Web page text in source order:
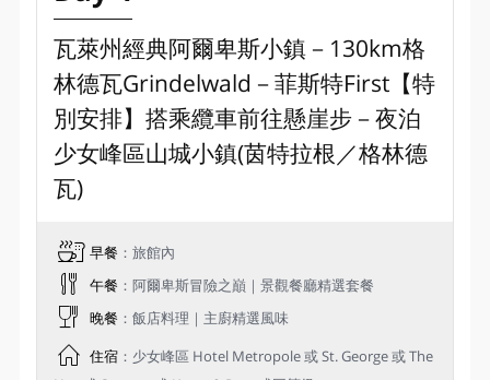
瓦萊州經典阿爾卑斯小鎮－130km格
林德瓦Grindelwald－菲斯特First【特
別安排】搭乘纜車前往懸崖步－夜泊
少女峰區山城小鎮(茵特拉根／格林德
瓦)
早餐 ：旅館內
午餐 ：阿爾卑斯冒險之巔｜景觀餐廳精選套餐
晚餐 ：飯店料理｜主廚精選風味
住宿：少女峰區 Hotel Metropole 或 St. George 或 The